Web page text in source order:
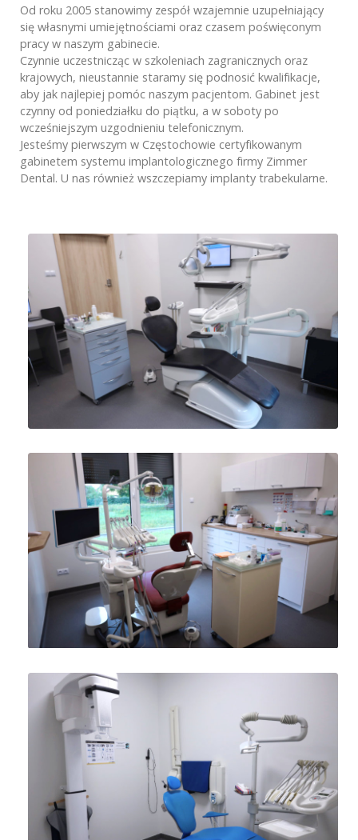
Od roku 2005 stanowimy zespół wzajemnie uzupełniający
się własnymi umiejętnościami oraz czasem poświęconym
pracy w naszym gabinecie.
Czynnie uczestnicząc w szkoleniach zagranicznych oraz
krajowych, nieustannie staramy się podnosić kwalifikacje,
aby jak najlepiej pomóc naszym pacjentom. Gabinet jest
czynny od poniedziałku do piątku, a w soboty po
wcześniejszym uzgodnieniu telefonicznym.
Jesteśmy pierwszym w Częstochowie certyfikowanym
gabinetem systemu implantologicznego firmy Zimmer
Dental. U nas również wszczepiamy implanty trabekularne.